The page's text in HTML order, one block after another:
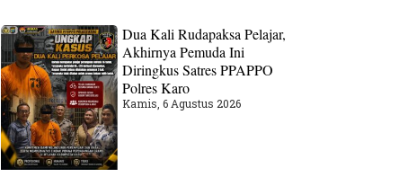
Dua Kali Rudapaksa Pelajar,
Akhirnya Pemuda Ini
Diringkus Satres PPAPPO
Polres Karo
Kamis, 6 Agustus 2026